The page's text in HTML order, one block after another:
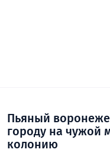
Пьяный
городу на чужой
колонию